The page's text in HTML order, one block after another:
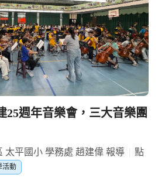
25週年音樂會，三大音樂團
太平國小 學務處 趙建偉 報導
點
活動